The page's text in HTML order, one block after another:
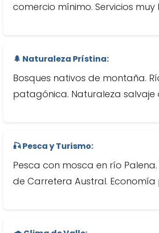
comercio mínimo. Servicios
🌲 Naturaleza Prístina:
Bosques nativos de montaña.
patagónica. Naturaleza salvaje
🎣 Pesca y Turismo:
Pesca con mosca en río
de Carretera Austral.